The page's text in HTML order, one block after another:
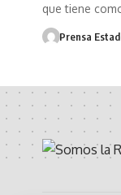
que tiene
Prensa